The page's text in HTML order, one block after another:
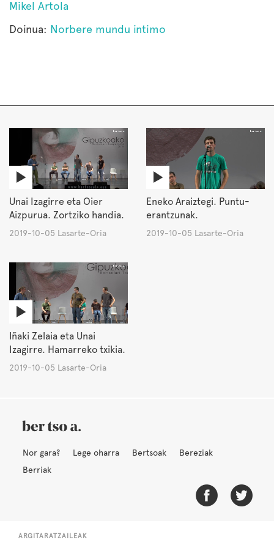
Mikel Artola
Doinua: Norbere mundu intimo
Unai Izagirre eta Oier
Aizpurua. Zortziko handia.
2019-10-05 Lasarte-Oria
Eneko Araiztegi. Puntu-
erantzunak.
2019-10-05 Lasarte-Oria
Iñaki Zelaia eta Unai
Izagirre. Hamarreko txikia.
2019-10-05 Lasarte-Oria
Nor gara? Lege oharra Bertsoak
Bereziak
Berriak
ARGITARATZAILEAK